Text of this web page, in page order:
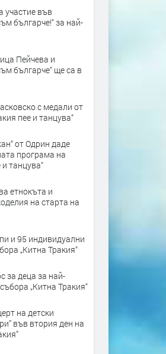
участие във
българче!“ за най-
Пейчева и
българче“ ще са в
с медали от
пее и танцува“
от Одрин даде
програма на
танцува“
етнокъта и
на старта на
и 95 индивидуални
„Китна Тракия“
за деца за най-
„Китна Тракия“
на детски
във втория ден на